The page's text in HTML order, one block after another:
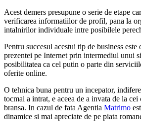
Acest demers presupune o serie de etape
verificarea informatiilor de profil, pana la
intalnirilor individuale intre posibilele
Pentru succesul acestui tip de business
prezentei pe Internet prin intermediul unui
posibilitatea ca cel putin o parte din
oferite online.
O tehnica buna pentru un incepator,
tocmai a intrat, e aceea de a invata de la
bransa. In cazul de fata Agentia Matrimo
dinamice si mai apreciate de pe piata